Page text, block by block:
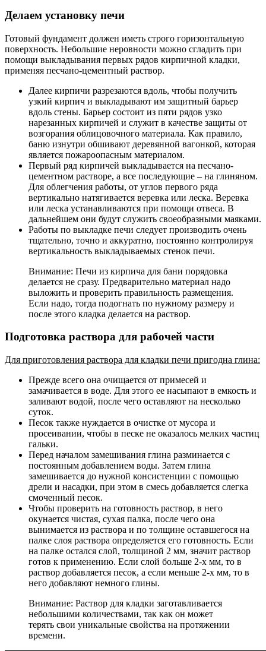
Делаем установку печи
Готовый фундамент должен иметь строго горизонтальную
поверхность. Небольшие неровности можно сгладить при
помощи выкладывания первых рядов кирпичной кладки,
применяя песчано-цементный раствор.
Далее кирпичи разрезаются вдоль, чтобы получить
узкий кирпич и выкладывают им защитный барьер
вдоль стены. Барьер состоит из пяти рядов узко
нарезанных кирпичей и служит в качестве защиты от
возгорания облицовочного материала. Как правило,
баню изнутри обшивают деревянной вагонкой, которая
является пожароопасным материалом.
Первый ряд кирпичей выкладывается на песчано-
цементном растворе, а все последующие – на глиняном.
Для облегчения работы, от углов первого ряда
вертикально натягивается веревка или леска. Веревка
или леска устанавливаются при помощи отвеса. В
дальнейшем они будут служить своеобразными маяками.
Работы по выкладке печи следует производить очень
тщательно, точно и аккуратно, постоянно контролируя
вертикальность выкладываемых стенок печи.
Внимание: Печи из кирпича для бани порядовка
делается не сразу. Предварительно материал надо
выложить и проверить правильность размещения.
Если надо, тогда подогнать по нужному размеру и
после этого кладка делается на раствор.
Подготовка раствора для рабочей части
Для приготовления раствора для кладки печи пригодна глина:
Прежде всего она очищается от примесей и
замачивается в воде. Для этого ее насыпают в емкость и
заливают водой, после чего оставляют на несколько
суток.
Песок также нуждается в очистке от мусора и
просеивании, чтобы в песке не оказалось мелких частиц
гальки.
Перед началом замешивания глина разминается с
постоянным добавлением воды. Затем глина
замешивается до нужной консистенции с помощью
дрели и насадки, при этом в смесь добавляется слегка
смоченный песок.
Чтобы проверить на готовность раствор, в него
окунается чистая, сухая палка, после чего она
вынимается из раствора и по толщине оставшегося на
палке слоя раствора определяется его готовность. Если
на палке остался слой, толщиной 2 мм, значит раствор
готов к применению. Если слой больше 2-х мм, то в
раствор добавляется песок, а если меньше 2-х мм, то в
него добавляют немного глины.
Внимание: Раствор для кладки заготавливается
небольшими количествами, так как он может
терять свои уникальные свойства на протяжении
времени.